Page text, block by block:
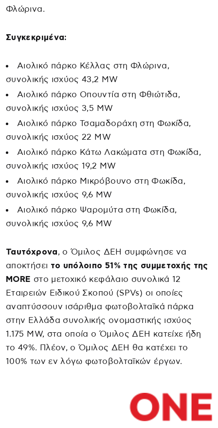
Φλώρινα.
Συγκεκριμένα:
Αιολικό πάρκο Κέλλας στη Φλώρινα,
συνολικής ισχύος 43,2 MW
Αιολικό πάρκο Οπουντία στη Φθιώτιδα,
συνολικής ισχύος 3,5 MW
Αιολικό πάρκο Τσαμαδοράχη στη Φωκίδα,
συνολικής ισχύος 22 MW
Αιολικό πάρκο Κάτω Λακώματα στη Φωκίδα,
συνολικής ισχύος 19,2 MW
Αιολικό πάρκο Μικρόβουνο στη Φωκίδα,
συνολικής ισχύος 9,6 MW
Αιολικό πάρκο Ψαρομύτα στη Φωκίδα,
συνολικής ισχύος 9,6 MW
Ταυτόχρονα, ο Όμιλος ΔΕΗ συμφώνησε να
αποκτήσει το υπόλοιπο 51% της συμμετοχής της
MORE στο μετοχικό κεφάλαιο συνολικά 12
Εταιρειών Ειδικού Σκοπού (SPVs) οι οποίες
αναπτύσσουν ισάριθμα φωτοβολταϊκά πάρκα
στην Ελλάδα συνολικής ονομαστικής ισχύος
1.175 MW, στα οποία ο Όμιλος ΔΕΗ κατείχε ήδη
το 49%. Πλέον, ο Όμιλος ΔΕΗ θα κατέχει το
100% των εν λόγω φωτοβολταϊκών έργων.